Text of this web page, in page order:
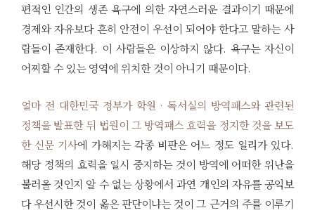
편적인 인간의 생존 욕구에 의한 자연스러운 결과이기 때문에
경제와 자유보다 흔히 안전이 우선이 되어야 한다고 말하는 사
람들이 존재한다. 이 사람들은 이상하지 않다. 욕구는 자신이
어찌할 수 있는 영역에 위치한 것이 아니기 때문이다.
얼마 전 대한민국 정부가 학원 · 독서실의 방역패스와 관련된
정책을 발표한 뒤 법원이 그 방역패스 효력을 정지한 것을 보도
한 신문 기사에 가해지는 각종 비판은 어느 정도 일리가 있다.
해당 정책의 효력을 일시 중지하는 것이 방역에 어떠한 위난을
불러올 것인지 알 수 없는 상황에서 과연 개인의 자유를 공익보
다 우선시한 것이 옳은 판단이냐는 것이 그 근거의 주를 이루기